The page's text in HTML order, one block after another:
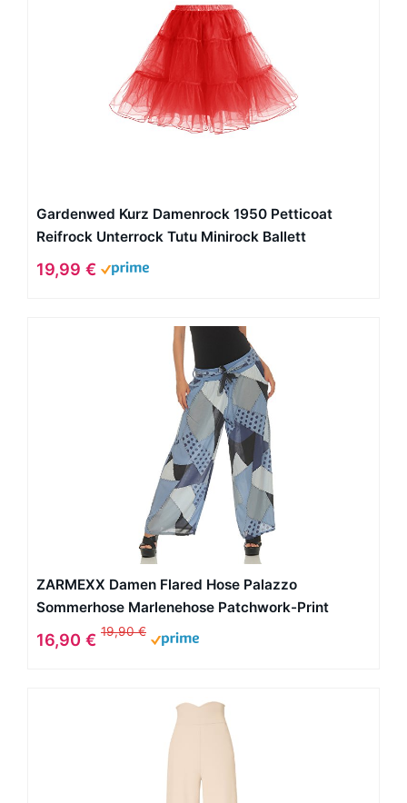
Gardenwed Kurz Damenrock 1950 Petticoat
Reifrock Unterrock Tutu Minirock Ballett
Tanzkleid Underskirt Crinoline für Rockabilly
Kleid Red L
19,99 €
ZARMEXX Damen Flared Hose Palazzo
Sommerhose Marlenehose Patchwork-Print
16,90 € 19,90 €